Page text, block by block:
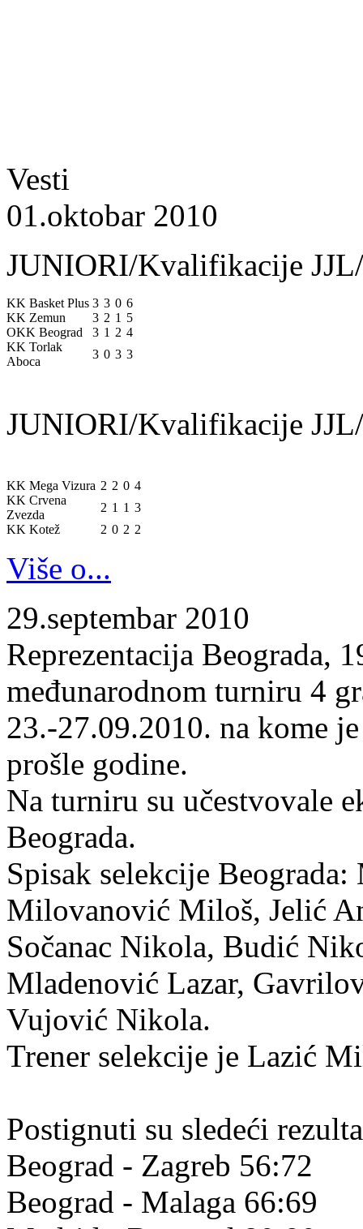
Vesti
01.oktobar 2010
JUNIORI/Kvalifikacije
KK Basket Plus 3 3 0 6
KK Zemun
3 2 1 5
OKK Beograd
3 1 2 4
KK Torlak
Aboca
3 0 3 3
JUNIORI/Kvalifikacije
KK Mega Vizura 2 2 0 4
KK Crvena
Zvezda
2 1 1 3
KK Kotež
2 0 2 2
Više o...
29.septembar 2010
Reprezentacija Beograda,
međunarodnom turniru 4
23.-27.09.2010. na kome
prošle godine.
Na turniru su učestvovale
Beograda.
Spisak selekcije
Milovanović Miloš, Jelić
Sočanac Nikola, Budić
Mladenović Lazar,
Vujović Nikola.
Trener selekcije je Lazić
Postignuti su sledeći
Beograd - Zagreb 56:72
Beograd - Malaga 66:69